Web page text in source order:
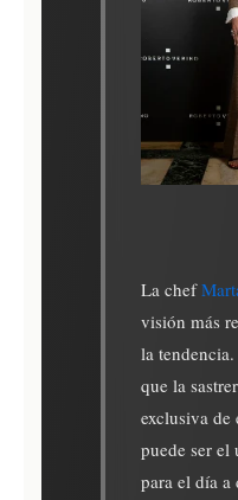
La chef
visión más
la
que la
exclusiva de
puede ser el
para el día a